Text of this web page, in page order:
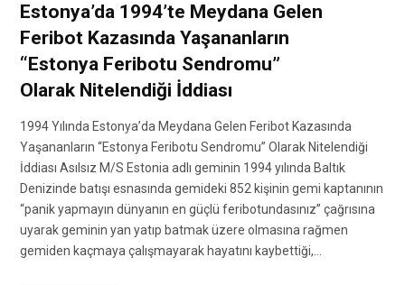
Estonya’da 1994’te Meydana Gelen
Feribot Kazasında Yaşananların
“Estonya Feribotu Sendromu”
Olarak Nitelendiği İddiası
1994 Yılında Estonya’da Meydana Gelen Feribot Kazasında
Yaşananların “Estonya Feribotu Sendromu” Olarak Nitelendiği
İddiası Asılsız M/S Estonia adlı geminin 1994 yılında Baltık
Denizinde batışı esnasında gemideki 852 kişinin gemi kaptanının
“panik yapmayın dünyanın en güçlü feribotundasınız” çağrısına
uyarak geminin yan yatıp batmak üzere olmasına rağmen
gemiden kaçmaya çalışmayarak hayatını kaybettiği,…